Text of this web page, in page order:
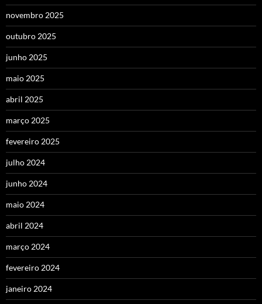
novembro 2025
outubro 2025
junho 2025
maio 2025
abril 2025
março 2025
fevereiro 2025
julho 2024
junho 2024
maio 2024
abril 2024
março 2024
fevereiro 2024
janeiro 2024